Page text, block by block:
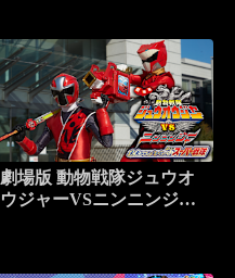
劇場版 動物戦隊ジュウオ
ウジャーVSニンニンジャ